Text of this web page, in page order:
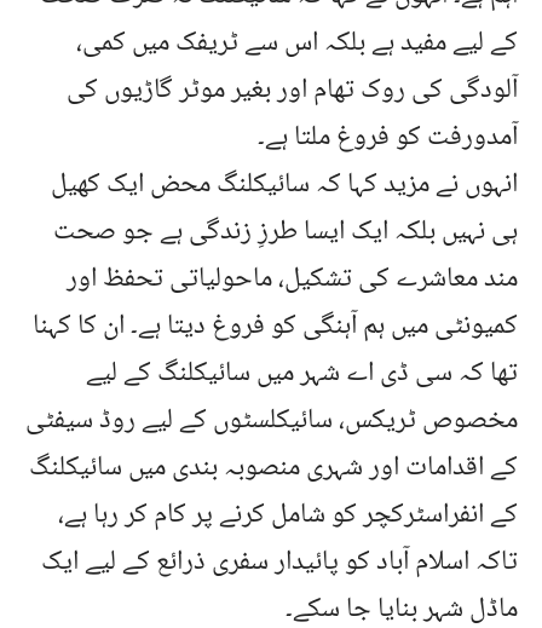
کے لیے مفید ہے بلکہ اس سے ٹریفک میں کمی،
آلودگی کی روک تھام اور بغیر موٹر گاڑیوں کی
آمدورفت کو فروغ ملتا ہے۔
انہوں نے مزید کہا کہ سائیکلنگ محض ایک کھیل
ہی نہیں بلکہ ایک ایسا طرزِ زندگی ہے جو صحت
مند معاشرے کی تشکیل، ماحولیاتی تحفظ اور
کمیونٹی میں ہم آہنگی کو فروغ دیتا ہے۔ ان کا کہنا
تھا کہ سی ڈی اے شہر میں سائیکلنگ کے لیے
مخصوص ٹریکس، سائیکلسٹوں کے لیے روڈ سیفٹی
کے اقدامات اور شہری منصوبہ بندی میں سائیکلنگ
کے انفراسٹرکچر کو شامل کرنے پر کام کر رہا ہے،
تاکہ اسلام آباد کو پائیدار سفری ذرائع کے لیے ایک
ماڈل شہر بنایا جا سکے۔